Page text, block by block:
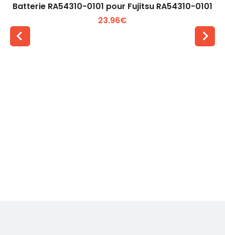
Batterie RA54310-0101 pour Fujitsu RA54310-0101
23.96€